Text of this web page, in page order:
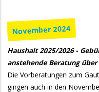
November 2024
Haushalt 2025/2026 -
anstehende Beratung
Die Vorberatungen zum
gingen auch in den